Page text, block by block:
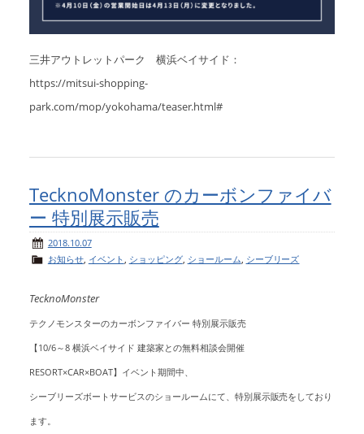
三井アウトレットパーク 横浜ベイサイド：
https://mitsui-shopping-
park.com/mop/yokohama/teaser.html#
TecknoMonster のカーボンファイバ
ー 特別展示販売
2018.10.07
お知らせ, イベント ショッピング, ショールーム シーブリーズ
TecknoMonster
テクノモンスターのカーボンファイバー 特別展示販売
【10/6～8 横浜ベイサイド 建築家との無料相談会開催
RESORT×CAR×BOAT】イベント期間中、
シーブリーズボートサービスのショールームにて、特別展示販売をしており
ます。